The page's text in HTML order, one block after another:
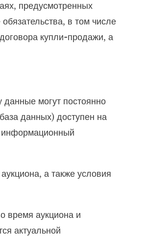
предусмотренных
в том числе
купли-продажи, а
данные могут постоянно
данных) доступен на
информационный
а также условия
время аукциона и
актуальной